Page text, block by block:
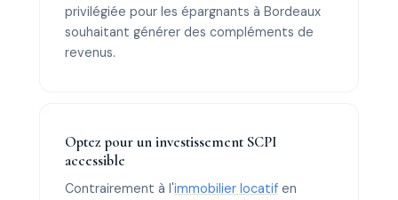
privilégiée pour les épargnants à Bordeaux
souhaitant générer des compléments de
revenus.
Optez pour un investissement SCPI
accessible
Contrairement à l'immobilier locatif en